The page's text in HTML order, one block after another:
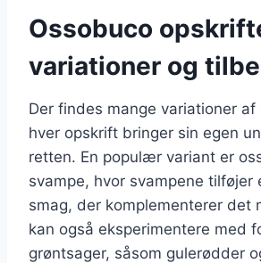
Ossobuco
variationer og
Der findes mange variationer af
hver opskrift bringer sin egen
retten. En populær variant er
svampe, hvor svampene tilføjer
smag, der komplementerer det
kan også eksperimentere med
grøntsager, såsom gulerødder